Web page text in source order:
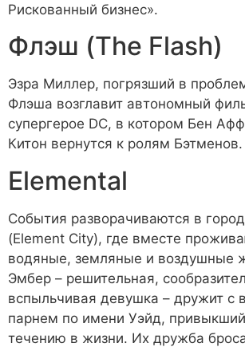
Рискованный бизнес».
Флэш (The Flash)
Эзра Миллер, погрязший в
Флэша возглавит автономный
супергерое DC, в котором Бен
Китон вернутся к ролям Бэтменов.
Elemental
События разворачиваются в
(Element City), где вместе
водяные, земляные и воздушные
Эмбер – решительная,
вспыльчивая девушка – дружит с
парнем по имени Уэйд,
течению в жизни. Их дружба